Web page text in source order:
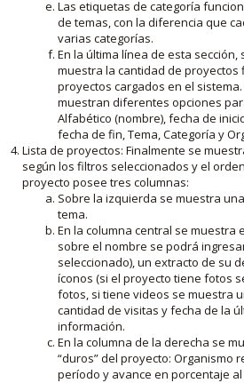
Las etiquetas de categoría
de temas, con la diferencia que
varias categorías.
En la última línea de esta
muestra la cantidad de proyectos
proyectos cargados en el
muestran diferentes opciones
Alfabético (nombre), fecha de
fecha de fin, Tema, Categoría y
Lista de proyectos: Finalmente se
según los filtros seleccionados y el
proyecto posee tres columnas:
Sobre la izquierda se muestra
tema.
En la columna central se muestra
sobre el nombre se podrá
seleccionado), un extracto de su
íconos (si el proyecto tiene fotos
fotos, si tiene videos se muestra
cantidad de visitas y fecha de la
información.
En la columna de la derecha se
“duros” del proyecto: Organismo
período y avance en porcentaje